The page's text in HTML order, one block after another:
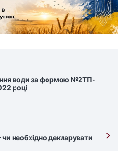
води за формою №2ТП-
році
необхідно декларувати